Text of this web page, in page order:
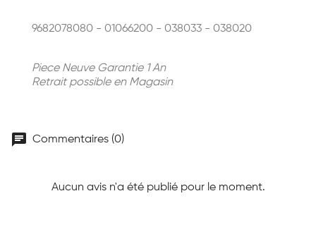
9682078080 - 01066200 - 038033 - 038020
Piece Neuve Garantie 1 An
Retrait possible en Magasin
chat Commentaires (0)
Aucun avis n'a été publié pour le moment.